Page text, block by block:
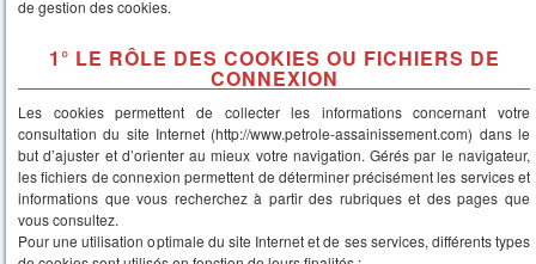
de gestion des cookies.
1° LE RÔLE DES COOKIES OU FICHIERS DE
CONNEXION
Les cookies permettent de collecter les informations concernant votre
consultation du site Internet (http://www.petrole-assainissement.com) dans le
but d’ajuster et d’orienter au mieux votre navigation. Gérés par le navigateur,
les fichiers de connexion permettent de déterminer précisément les services et
informations que vous recherchez à partir des rubriques et des pages que
vous consultez.
Pour une utilisation optimale du site Internet et de ses services, différents types